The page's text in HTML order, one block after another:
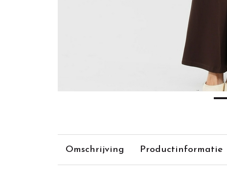
Omschrijving Productinformatie